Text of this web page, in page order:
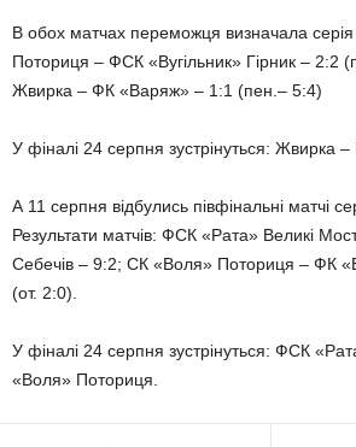
В обох матчах переможця визначала
Поториця – ФСК «Вугільник» Гірник – 2:2
Жвирка – ФК «Варяж» – 1:1 (пен.– 5:4)
У фіналі 24 серпня зустрінуться: Жвирка –
А 11 серпня відбулись півфінальні матчі
Результати матчів: ФСК «Рата» Великі
Себечів – 9:2; СК «Воля» Поториця – ФК
(от. 2:0).
У фіналі 24 серпня зустрінуться: ФСК
«Воля» Поториця.